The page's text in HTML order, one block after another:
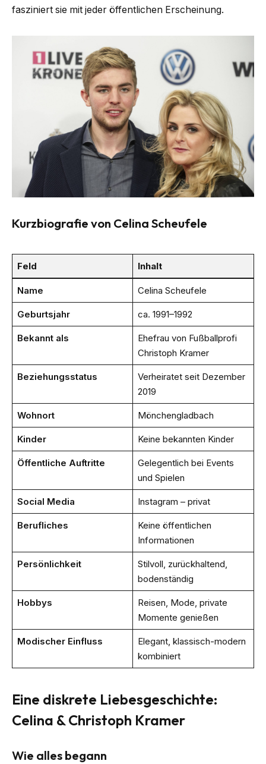
fasziniert sie mit jeder öffentlichen Erscheinung.
Kurzbiografie von Celina Scheufele
Feld Inhalt
Name Celina Scheufele
Geburtsjahr ca. 1991–1992
Bekannt als
Ehefrau von Fußballprofi
Christoph Kramer
Beziehungsstatus
Verheiratet seit Dezember
2019
Wohnort Mönchengladbach
Kinder Keine bekannten Kinder
Öffentliche Auftritte
Gelegentlich bei Events
und Spielen
Social Media Instagram – privat
Berufliches
Keine öffentlichen
Informationen
Persönlichkeit
Stilvoll, zurückhaltend,
bodenständig
Hobbys
Reisen, Mode, private
Momente genießen
Modischer Einfluss
Elegant, klassisch-modern
kombiniert
Eine diskrete Liebesgeschichte:
Celina & Christoph Kramer
Wie alles begann